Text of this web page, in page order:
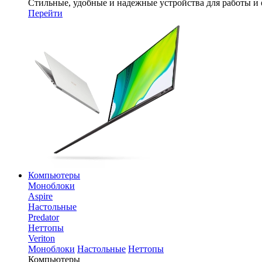
Стильные, удобные и надежные устройства для работы и
Перейти
Компьютеры
Моноблоки
Aspire
Настольные
Predator
Неттопы
Veriton
Моноблоки Настольные Неттопы
Компьютеры